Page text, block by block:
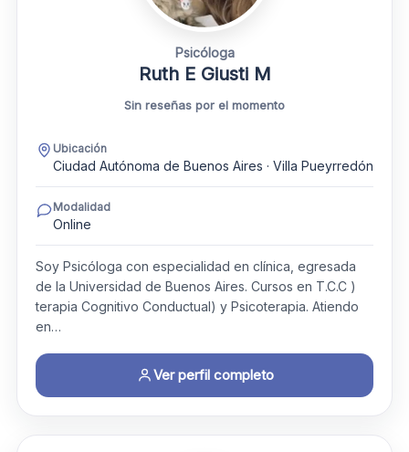
Psicóloga
Ruth E Giusti M
Sin reseñas por el momento
Ubicación
Ciudad Autónoma de Buenos Aires · Villa Pueyrredón
Modalidad
Online
Soy Psicóloga con especialidad en clínica, egresada
de la Universidad de Buenos Aires. Cursos en T.C.C )
terapia Cognitivo Conductual) y Psicoterapia. Atiendo
en…
Ver perfil completo